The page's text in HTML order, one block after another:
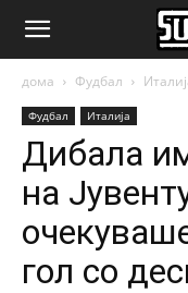
SuperSport.mk
дома Фудбал
Фудбал Италија
Дибала
на
гол со